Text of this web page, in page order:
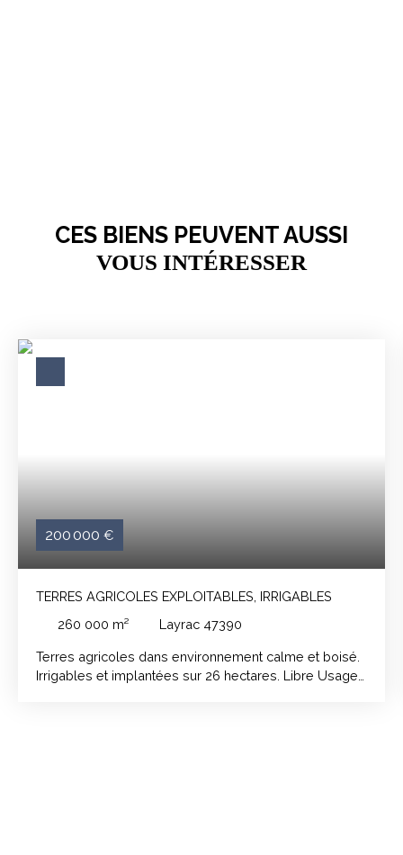
CES BIENS PEUVENT AUSSI
VOUS INTÉRESSER
200 000 €
TERRES AGRICOLES EXPLOITABLES, IRRIGABLES
260 000 m² Layrac 47390
Terres agricoles dans environnement calme et boisé.
Irrigables et implantées sur 26 hectares. Libre Usage :